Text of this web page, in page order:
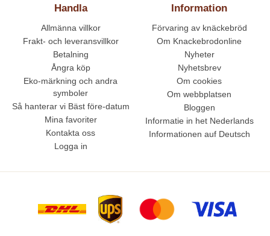
Handla
Allmänna villkor
Frakt- och leveransvillkor
Betalning
Ångra köp
Eko-märkning och andra
symboler
Så hanterar vi Bäst före-datum
Mina favoriter
Kontakta oss
Logga in
Information
Förvaring av knäckebröd
Om Knackebrodonline
Nyheter
Nyhetsbrev
Om cookies
Om webbplatsen
Bloggen
Informatie in het Nederlands
Informationen auf Deutsch